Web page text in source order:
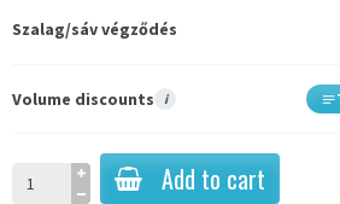
Szalag/sáv végződés
Volume discounts i
Add to cart